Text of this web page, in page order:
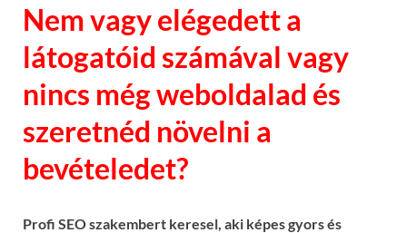
Nem vagy elégedett a
látogatóid számával vagy
nincs még weboldalad és
szeretnéd növelni a
bevételedet?
Profi SEO szakembert keresel, aki képes gyors és